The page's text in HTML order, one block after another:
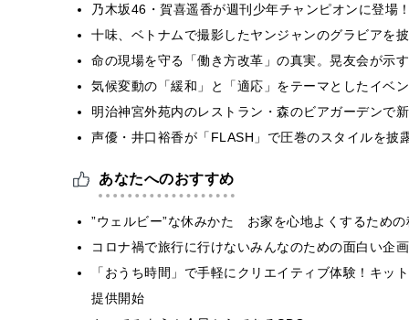
乃木坂46・賀喜遥香が週刊少年チャンピオンに登
十味、ベトナムで撮影したヤンジャンのグラビアを
命の現場を守る「働き方改革」の真実。晃友会が示
気候変動の「緩和」と「適応」をテーマとしたイベ
明治神宮外苑内のレストラン・森のビアガーデンで
声優・井口裕香が「FLASH」で圧巻のスタイルを
あなたへのおすすめ
”ウェルビー”な休みかた お家を心地よくするための
コロナ禍で旅行に行けないみんなのための面白い企
「おうち時間」で手軽にクリエイティブ体験！キ
提供開始